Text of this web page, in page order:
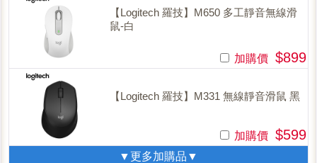
【Logitech 羅技】M650 多工靜音無線滑
鼠-白
加購價 $899
【Logitech 羅技】M331 無線靜音滑鼠 黑
加購價 $599
▼更多加購品▼